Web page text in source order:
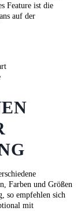
Feature ist die
auf der
Farben und Größen
so empfehlen sich
mit